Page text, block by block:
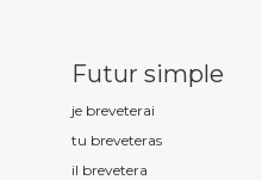
Futur simple
je breveterai
tu breveteras
il brevetera